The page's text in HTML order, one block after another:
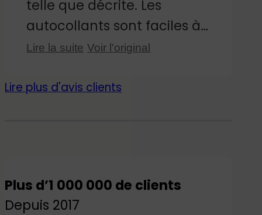
sinon, ils sont super !
telle que décrite. Les
autocollants sont faciles à
appliquer sur le mur et ont
s'amuse beaucoup avec sa
Lire la suite Voir l'original
Lire plus d'avis clients
Plus d’1 000 000 de clients
Depuis 2017